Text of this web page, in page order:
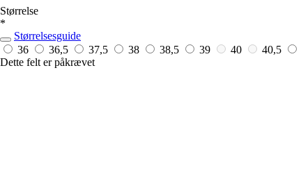
Størrelse
*
Størrelsesguide
36
36,5 37,5 38 38,5 39 40 40,5
Dette felt er påkrævet